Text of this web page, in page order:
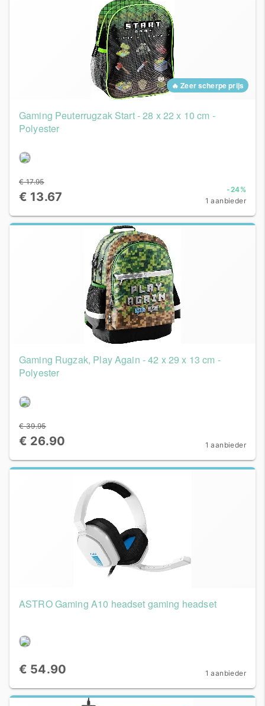
🔥 Zeer scherpe prijs
Gaming Peuterrugzak Start - 28 x 22 x 10 cm -
Polyester
€ 17.95
€ 13.67
-24%
1 aanbieder
Gaming Rugzak, Play Again - 42 x 29 x 13 cm -
Polyester
€ 39.95
€ 26.90 1 aanbieder
ASTRO Gaming A10 headset gaming headset
€ 54.90 1 aanbieder